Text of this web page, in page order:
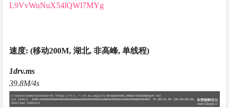
L9VvWuNuX54lQWl7MYg
速度: (移动200M, 湖北, 非高峰, 单线程)
1drv.ms
39.8M/4s